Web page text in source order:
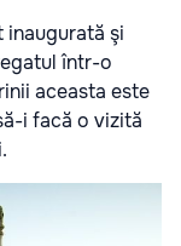
inaugurată şi
într-o
aceasta este
i facă o vizită